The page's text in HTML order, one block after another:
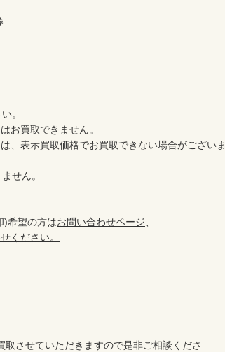
。
お買取できません。
、表示買取価格でお買取できない場合がございま
せん。
)希望の方はお問い合わせページ、
ください。
取させていただきますので是非ご相談くださ